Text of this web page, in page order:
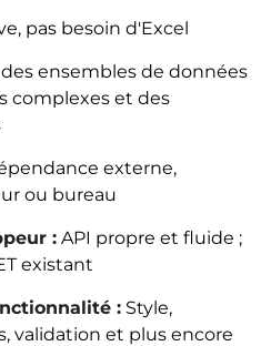
pas besoin d'Excel
ensembles de données
complexes et des
externe,
ou bureau
: API propre et fluide ;
existant
: Style,
validation et plus encore